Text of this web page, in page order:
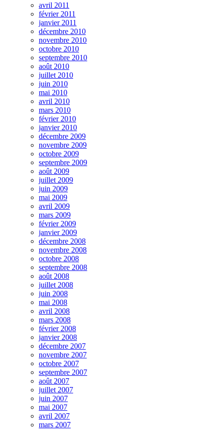
avril 2011
février 2011
janvier 2011
décembre 2010
novembre 2010
octobre 2010
septembre 2010
août 2010
juillet 2010
juin 2010
mai 2010
avril 2010
mars 2010
février 2010
janvier 2010
décembre 2009
novembre 2009
octobre 2009
septembre 2009
août 2009
juillet 2009
juin 2009
mai 2009
avril 2009
mars 2009
février 2009
janvier 2009
décembre 2008
novembre 2008
octobre 2008
septembre 2008
août 2008
juillet 2008
juin 2008
mai 2008
avril 2008
mars 2008
février 2008
janvier 2008
décembre 2007
novembre 2007
octobre 2007
septembre 2007
août 2007
juillet 2007
juin 2007
mai 2007
avril 2007
mars 2007